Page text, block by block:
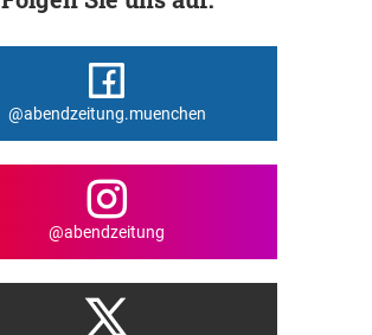
@abendzeitung.muenchen
@abendzeitung